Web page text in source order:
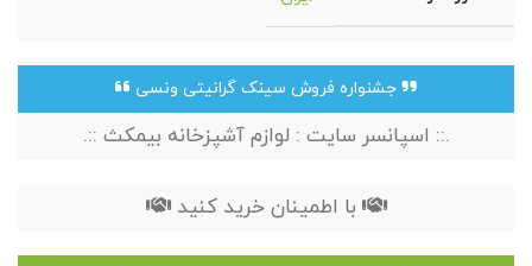
جشنواره فروش سینک گرانیتی ونسی
.:: اسپانسر سایت : لوازم آشپزخانه بیمکث ::.
با اطمینان خرید کنید